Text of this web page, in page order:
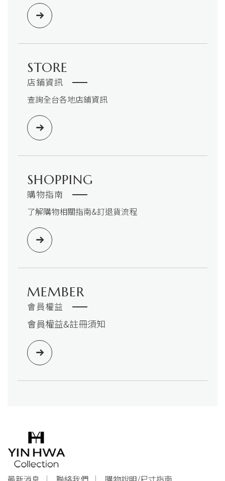
STORE
店鋪資訊
查詢全台各地店鋪資訊
SHOPPING
購物指南
了解購物相關指南&訂退貨流程
MEMBER
會員權益
會員權益&註冊須知